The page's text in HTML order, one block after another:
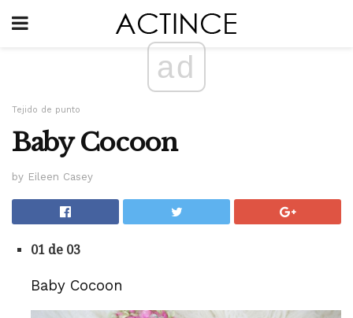
ad
Tejido de punto
Baby Cocoon
by Eileen Casey
01 de 03
Baby Cocoon